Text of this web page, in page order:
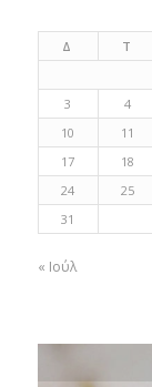
Δ Τ
3
4
10
11
17
18
24
25
31
« Ιούλ